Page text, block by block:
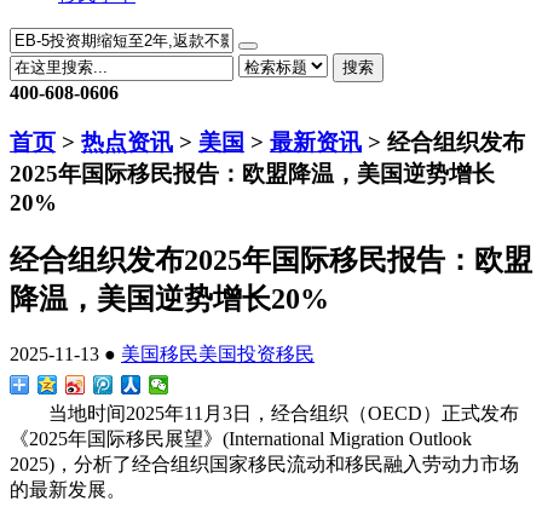
搜索
400-608-0606
首页 > 热点资讯 > 美国 > 最新资讯 > 经合组织发布
2025年国际移民报告：欧盟降温，美国逆势增长
20%
经合组织发布2025年国际移民报告：欧盟
降温，美国逆势增长20%
2025-11-13 ● 美国移民美国投资移民
当地时间2025年11月3日，经合组织（OECD）正式发布
《2025年国际移民展望》(International Migration Outlook
2025)，分析了经合组织国家移民流动和移民融入劳动力市场
的最新发展。